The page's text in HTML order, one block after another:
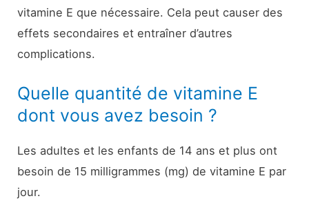
vitamine E que nécessaire. Cela peut causer des
effets secondaires et entraîner d’autres
complications.
Quelle quantité de vitamine E
dont vous avez besoin ?
Les adultes et les enfants de 14 ans et plus ont
besoin de 15 milligrammes (mg) de vitamine E par
jour.